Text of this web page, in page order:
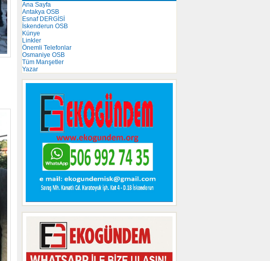
Ana Sayfa
Antakya OSB
Esnaf DERGİSİ
İskenderun OSB
Künye
Linkler
Önemli Telefonlar
Osmaniye OSB
Tüm Manşetler
Yazar